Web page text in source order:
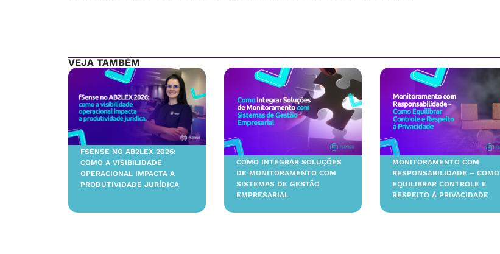
VEJA TAMBÉM
FSENSE NO AB2LEX 2026:
COMO A VISIBILIDADE
OPERACIONAL IMPACTA A
PRODUTIVIDADE JURÍDICA
COMO INTEGRAR SOLUÇÕES
DE MONITORAMENTO COM
SISTEMAS DE GESTÃO
EMPRESARIAL
MONITORAMENTO COM
RESPONSABILIDADE – COMO
EQUILIBRAR CONTROLE E
RESPEITO À PRIVACIDADE